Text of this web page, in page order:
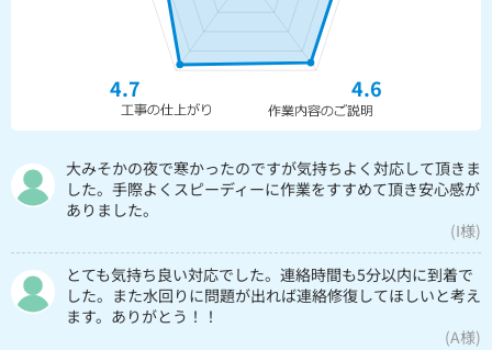
4.6
4.7
大みそかの夜で寒かったのですが気持ちよく対応して頂きま
した。手際よくスピーディーに作業をすすめて頂き安心感が
ありました。
(I様)
とても気持ち良い対応でした。連絡時間も5分以内に到着で
した。また水回りに問題が出れば連絡修復してほしいと考え
ます。ありがとう！！
(A様)